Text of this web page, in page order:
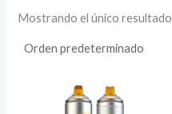
Mostrando el único resultado